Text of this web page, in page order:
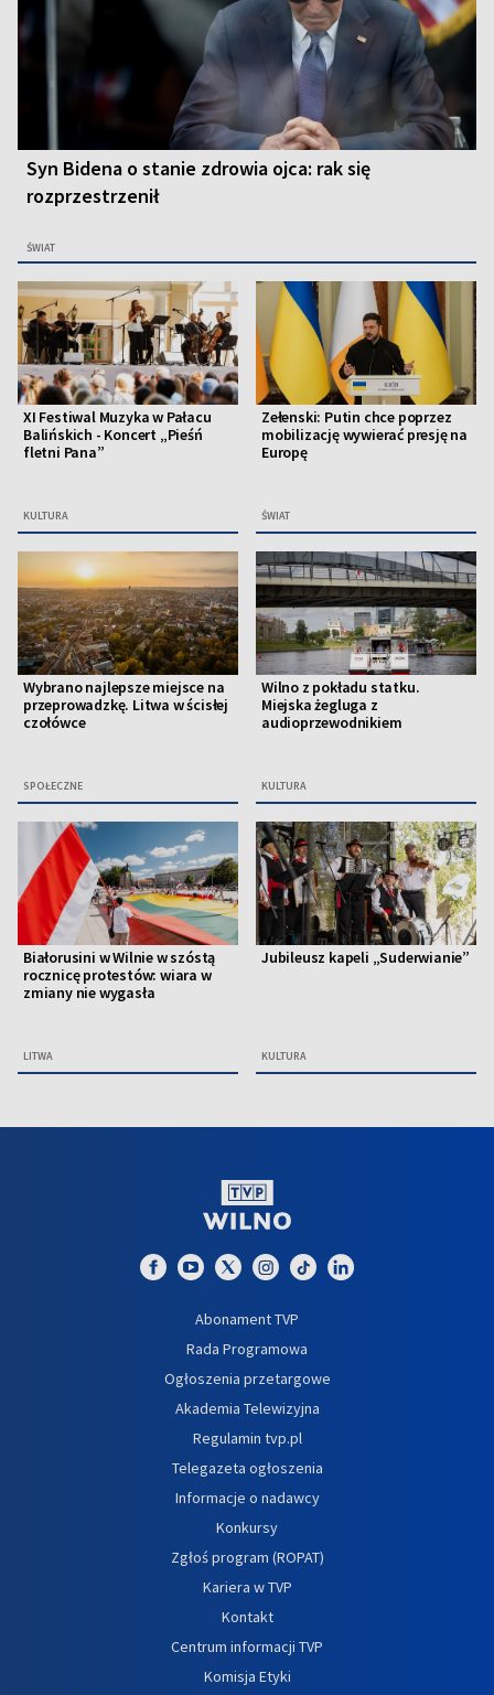
Syn Bidena o stanie zdrowia ojca: rak się
rozprzestrzenił
ŚWIAT
XI Festiwal Muzyka w Pałacu
Balińskich - Koncert „Pieśń
fletni Pana”
KULTURA
Zełenski: Putin chce poprzez
mobilizację wywierać presję na
Europę
ŚWIAT
Wybrano najlepsze miejsce na
przeprowadzkę. Litwa w ścisłej
czołówce
SPOŁECZNE
Wilno z pokładu statku.
Miejska żegluga z
audioprzewodnikiem
KULTURA
Białorusini w Wilnie w szóstą
rocznicę protestów: wiara w
zmiany nie wygasła
LITWA
Jubileusz kapeli „Suderwianie”
KULTURA
Abonament TVP
Rada Programowa
Ogłoszenia przetargowe
Akademia Telewizyjna
Regulamin tvp.pl
Telegazeta ogłoszenia
Informacje o nadawcy
Konkursy
Zgłoś program (ROPAT)
Kariera w TVP
Kontakt
Centrum informacji TVP
Komisja Etyki